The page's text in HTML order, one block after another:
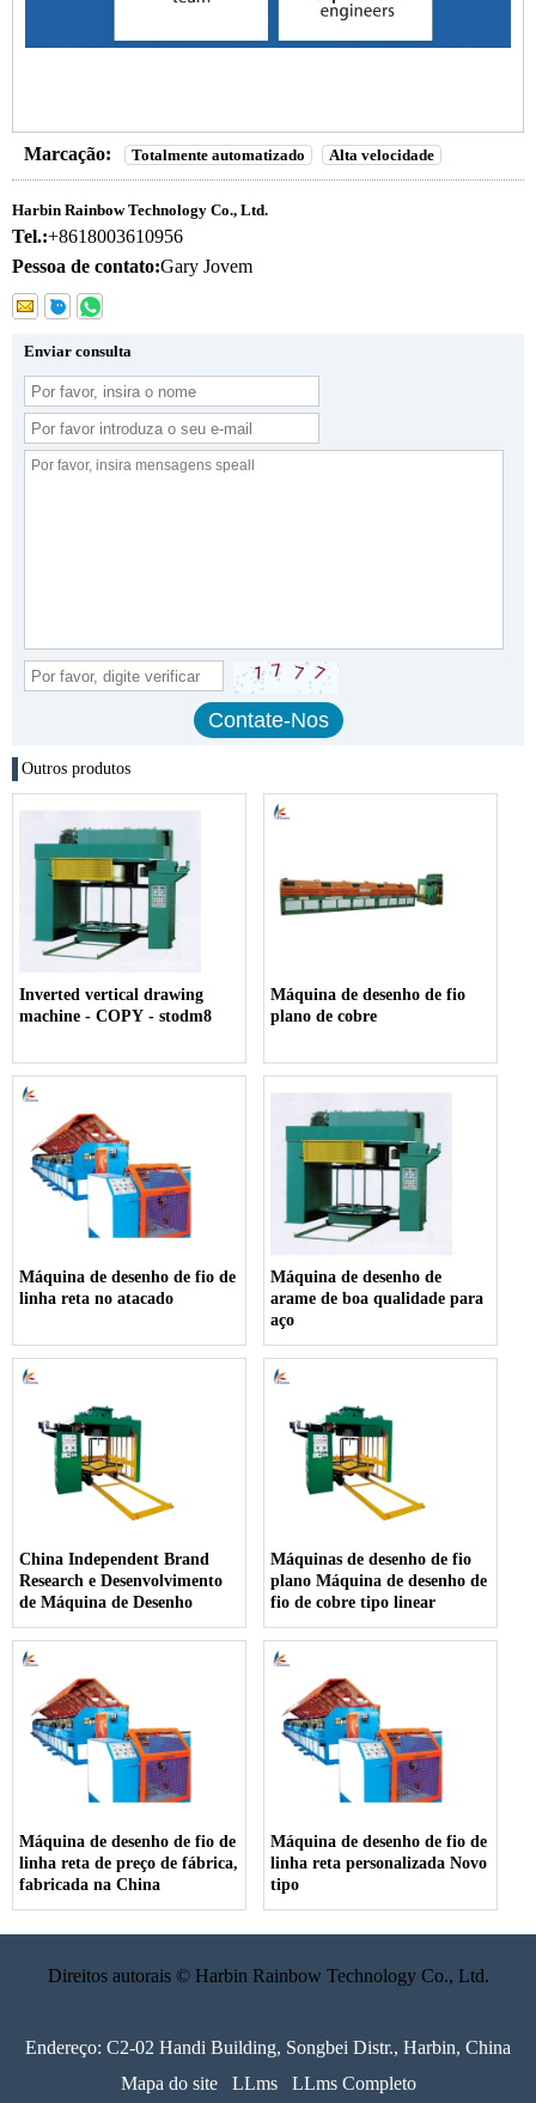
Marcação: Totalmente automatizado Alta velocidade
Harbin Rainbow Technology Co., Ltd.
Tel.:+8618003610956
Pessoa de contato:Gary Jovem
Enviar consulta
Outros produtos
Inverted vertical drawing
machine - COPY - stodm8
Máquina de desenho de fio
plano de cobre
Máquina de desenho de fio de
linha reta no atacado
Máquina de desenho de
arame de boa qualidade para
aço
China Independent Brand
Research e Desenvolvimento
de Máquina de Desenho
Máquinas de desenho de fio
plano Máquina de desenho de
fio de cobre tipo linear
Máquina de desenho de fio de
linha reta de preço de fábrica,
fabricada na China
Máquina de desenho de fio de
linha reta personalizada Novo
tipo
Direitos autorais © Harbin Rainbow Technology Co., Ltd.
Endereço: C2-02 Handi Building, Songbei Distr., Harbin, China
Mapa do site
LLms LLms Completo